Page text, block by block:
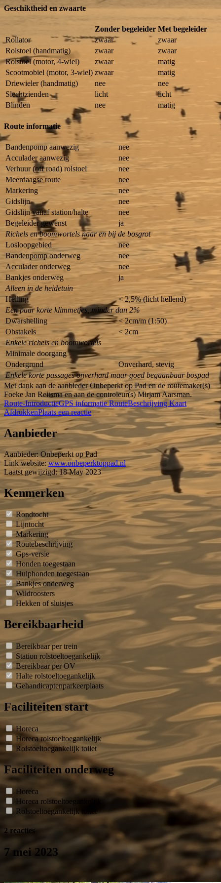
Geschiktheid en zwaarte
Zonder begeleider Met begeleider
Rollator
zwaar
zwaar
Rolstoel (handmatig)
zwaar
zwaar
Rolstoel (motor, 4-wiel)
zwaar
matig
Scootmobiel (motor, 3-wiel) zwaar
matig
Driewieler (handmatig)
nee
nee
Slechtzienden
licht
licht
Blinden
nee matig
Route informatie
Bandenpomp aanwezig
nee
Acculader aanwezig
nee
Verhuur (off road) rolstoel
nee
Meerdaagse route
nee
Markering
nee
Gidslijn
nee
Gidslijn vanaf station/halte
nee
Begeleider gewenst
ja
Richels en boomwortels naar en bij de bosgrot
Losloopgebied
nee
Bandenpomp onderweg
nee
Acculader onderweg
nee
Bankjes onderweg
ja
Alleen in de heidetuin
Helling
< 2,5% (licht hellend)
Een paar korte klimmetjes, minder dan 2%
Dwarshelling
< 2cm/m (1:50)
Obstakels
< 2cm
Enkele richels en boomwortels
Minimale doorgang
Ondergrond
Onverhard, stevig
Enkele korte passages onverhard maar goed begaanbaar bospad
Met dank aan de aanbieder Onbeperkt op Pad en de routemaker(s)
Foeke Jan Reitsma en aan de controleur(s) Mirjam Aarsman.
Route-IntroductieGPS informatieRouteBeschrijving Kaart
AfdrukkenPlaats een reactie
Aanbieder
Aanbieder: Onbeperkt op Pad
Link website: www.onbeperktoppad.nl
Laatst gewijzigd: 18 May 2023
Kenmerken
Rondtocht
Lijntocht
Markering
Routebeschrijving
Gps-versie
Honden toegestaan
Hulphonden toegestaan
Bankjes onderweg
Wildroosters
Hekken of sluisjes
Bereikbaarheid
Bereikbaar per trein
Station rolstoeltoegankelijk
Bereikbaar per OV
Halte rolstoeltoegankelijk
Gehandicaptenparkeerplaats
Faciliteiten start
Horeca
Horeca rolstoeltoegankelijk
Rolstoeltoegankelijk toilet
Faciliteiten onderweg
Horeca
Horeca rolstoeltoegankelijk
Rolstoeltoegankelijk toilet
2 reacties
7 mei 2023